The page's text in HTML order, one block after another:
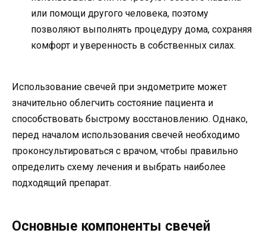
или помощи другого человека, поэтому
позволяют выполнять процедуру дома, сохраняя
комфорт и уверенность в собственных силах.
Использование свечей при эндометрите может
значительно облегчить состояние пациента и
способствовать быстрому восстановлению. Однако,
перед началом использования свечей необходимо
проконсультироваться с врачом, чтобы правильно
определить схему лечения и выбрать наиболее
подходящий препарат.
Основные компоненты свечей